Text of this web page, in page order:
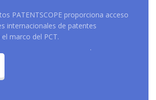
PATENTSCOPE proporciona acceso
internacionales de patentes
en el marco del PCT.